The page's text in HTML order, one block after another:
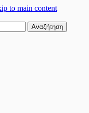
to main content
Αναζήτηση